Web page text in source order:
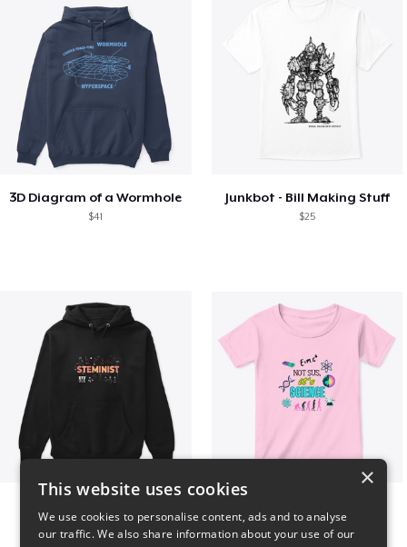
3D Diagram of a Wormhole
$41
Junkbot - Bill Making Stuff
$25
×
This website uses cookies
We use cookies to personalise content, ads and to analyse
our traffic. We also share information about your use of our